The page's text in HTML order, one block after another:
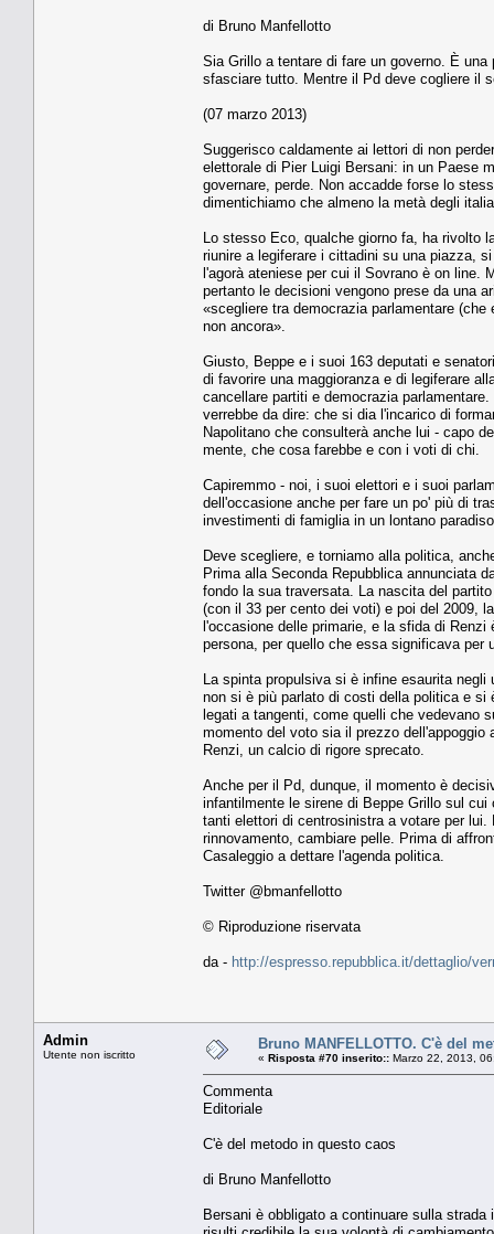
di Bruno Manfellotto
Sia Grillo a tentare di fare un governo. È
sfasciare tutto. Mentre il Pd deve cogliere il
(07 marzo 2013)
Suggerisco caldamente ai lettori di non
elettorale di Pier Luigi Bersani: in un Paese
governare, perde. Non accadde forse lo
dimentichiamo che almeno la metà degli
Lo stesso Eco, qualche giorno fa, ha rivolto
riunire a legiferare i cittadini su una piazza,
l'agorà ateniese per cui il Sovrano è on line.
pertanto le decisioni vengono prese da una
«scegliere tra democrazia parlamentare
non ancora».
Giusto, Beppe e i suoi 163 deputati e
di favorire una maggioranza e di legiferare
cancellare partiti e democrazia
verrebbe da dire: che si dia l'incarico di
Napolitano che consulterà anche lui - capo
mente, che cosa farebbe e con i voti di chi.
Capiremmo - noi, i suoi elettori e i suoi
dell'occasione anche per fare un po' più di
investimenti di famiglia in un lontano
Deve scegliere, e torniamo alla politica,
Prima alla Seconda Repubblica annunciata
fondo la sua traversata. La nascita del
(con il 33 per cento dei voti) e poi del 2009,
l'occasione delle primarie, e la sfida di
persona, per quello che essa significava per
La spinta propulsiva si è infine esaurita
non si è più parlato di costi della politica e si
legati a tangenti, come quelli che vedevano
momento del voto sia il prezzo
Renzi, un calcio di rigore sprecato.
Anche per il Pd, dunque, il momento è
infantilmente le sirene di Beppe Grillo sul
tanti elettori di centrosinistra a votare per
rinnovamento, cambiare pelle. Prima di
Casaleggio a dettare l'agenda politica.
Twitter @bmanfellotto
© Riproduzione riservata
da - http://espresso.repubblica.it/dettaglio/
Admin
Utente non iscritto
Bruno MANFELLOTTO. C'è del
« Risposta #70 inserito:: Marzo 22, 2013,
Commenta
Editoriale
C'è del metodo in questo caos
di Bruno Manfellotto
Bersani è obbligato a continuare sulla